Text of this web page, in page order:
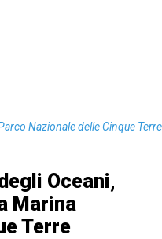
Nazionale delle Cinque Terre
Oceani,
Marina
Terre